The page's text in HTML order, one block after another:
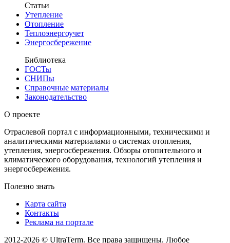
Статьи
Утепление
Отопление
Теплоэнергоучет
Энергосбережение
Библиотека
ГОСТы
СНИПы
Справочные материалы
Законодательство
О проекте
Отраслевой портал с информационными, техническими и
аналитическими материалами о системах отопления,
утепления, энергосбережения. Обзоры отопительного и
климатического оборудования, технологий утепления и
энергосбережения.
Полезно знать
Карта сайта
Контакты
Реклама на портале
2012-2026 © UltraTerm. Все права защищены. Любое